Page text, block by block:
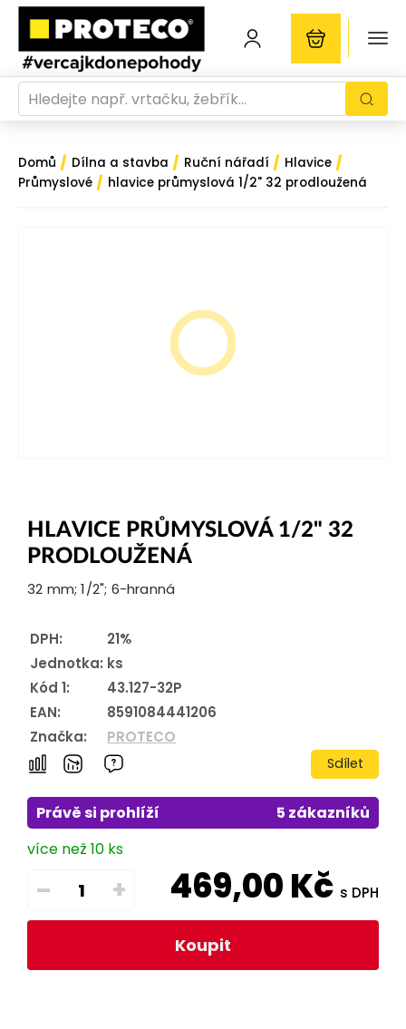
Domů / Dílna a stavba / Ruční nářadí / Hlavice /
Průmyslové / hlavice průmyslová 1/2" 32 prodloužená
HLAVICE PRŮMYSLOVÁ 1/2" 32
PRODLOUŽENÁ
32 mm; 1/2"; 6-hranná
DPH:
21%
Jednotka: ks
Kód 1:
43.127-32P
EAN:
8591084441206
Značka:
PROTECO
Sdílet
Právě si prohlíží
5 zákazníků
více než 10 ks
– + 469,00Kč s DPH
Koupit